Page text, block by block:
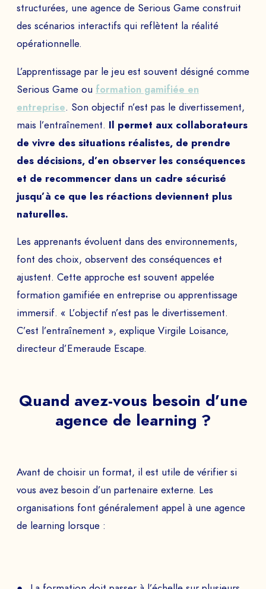
structurées, une agence de Serious Game construit
des scénarios interactifs qui reflètent la réalité
opérationnelle.
L’apprentissage par le jeu est souvent désigné comme
Serious Game ou formation gamifiée en
entreprise. Son objectif n’est pas le divertissement,
mais l’entraînement. Il permet aux collaborateurs
de vivre des situations réalistes, de prendre
des décisions, d’en observer les conséquences
et de recommencer dans un cadre sécurisé
jusqu’à ce que les réactions deviennent plus
naturelles.
Les apprenants évoluent dans des environnements,
font des choix, observent des conséquences et
ajustent. Cette approche est souvent appelée
formation gamifiée en entreprise ou apprentissage
immersif. « L’objectif n’est pas le divertissement.
C’est l’entraînement », explique Virgile Loisance,
directeur d’Emeraude Escape.
Quand avez-vous besoin d’une
agence de learning ?
Avant de choisir un format, il est utile de vérifier si
vous avez besoin d’un partenaire externe. Les
organisations font généralement appel à une agence
de learning lorsque :